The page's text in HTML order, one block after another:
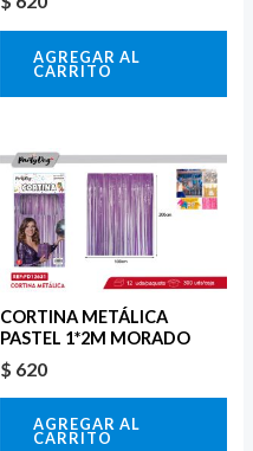
AGREGAR AL
CARRITO
CORTINA METÁLICA
PASTEL 1*2M MORADO
$ 620
AGREGAR AL
CARRITO